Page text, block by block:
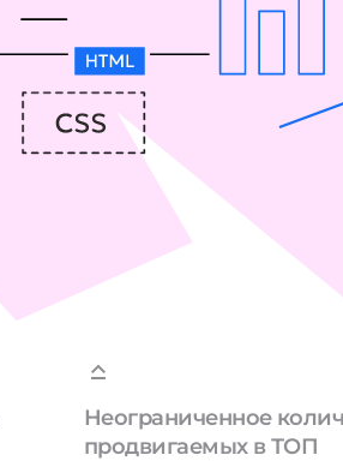
Неограниченное
продвигаемых в ТОП